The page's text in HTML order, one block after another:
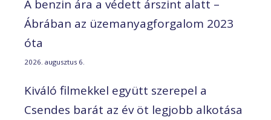
A benzin ára a védett árszint alatt –
Ábrában az üzemanyagforgalom 2023
óta
2026. augusztus 6.
Kiváló filmekkel együtt szerepel a
Csendes barát az év öt legjobb alkotása